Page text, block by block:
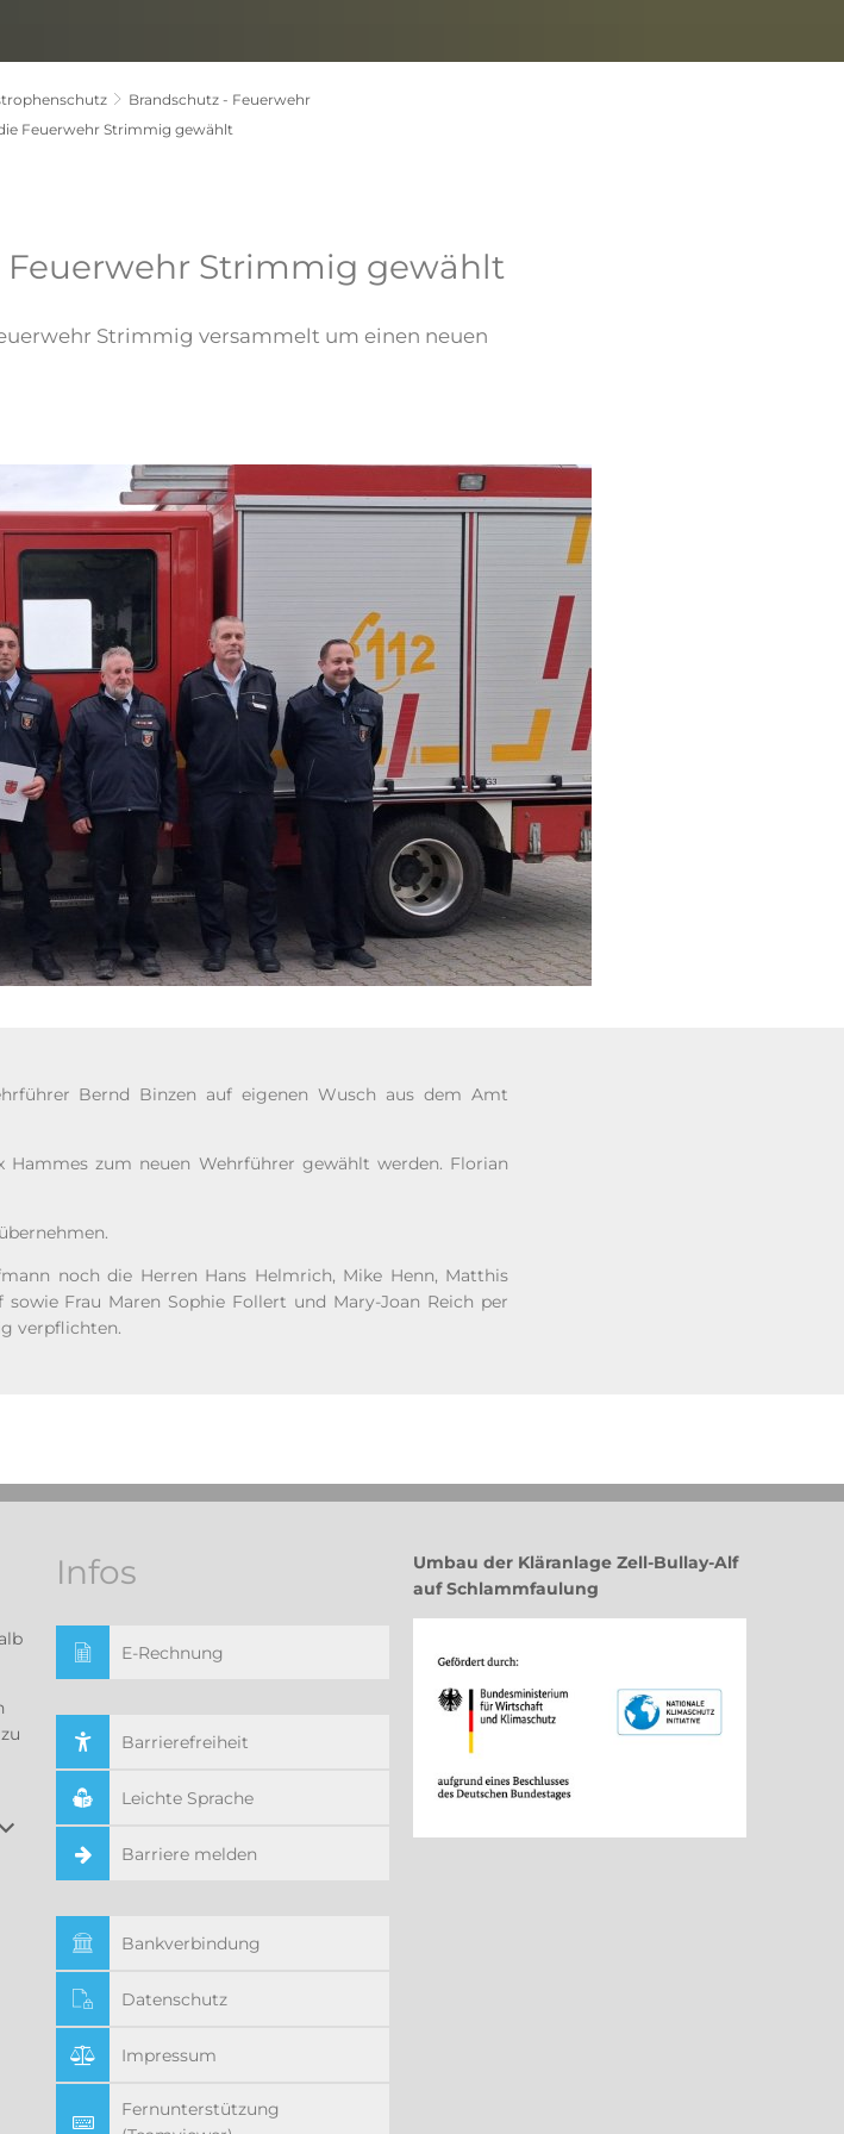
Brandschutz - Feuerwehr
Feuerwehr Strimmig gewählt
Strimmig gewählt
Strimmig versammelt um einen neuen
Bernd Binzen auf eigenen Wusch aus dem Amt
zum neuen Wehrführer gewählt werden. Florian
noch die Herren Hans Helmrich, Mike Henn, Matthis
Frau Maren Sophie Follert und Mary-Joan Reich per
verpflichten.
auszublenden
08:00 bis 12:00 Uhr
Infos
E-Rechnung
Barrierefreiheit
Leichte Sprache
Barriere melden
Bankverbindung
Datenschutz
Impressum
Fernunterstützung
Umbau der Kläranlage Zell-Bullay-Alf
auf Schlammfaulung